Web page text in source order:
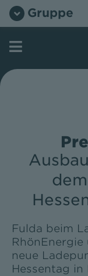
Zum
InhaltGruppe
Fulda beim
neue
Hessentag in